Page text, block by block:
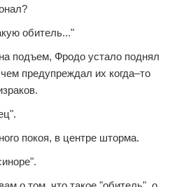
обитель..."
подъем, Фродо устало поднял
предупреждал их когда–то
покоя, в центре шторма.